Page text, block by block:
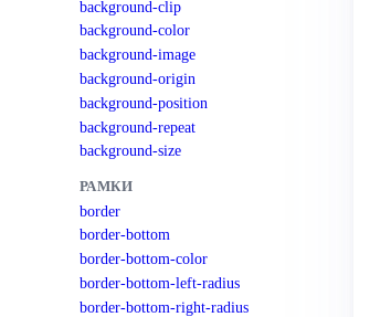
background-clip
background-color
background-image
background-origin
background-position
background-repeat
background-size
РАМКИ
border
border-bottom
border-bottom-color
border-bottom-left-radius
border-bottom-right-radius